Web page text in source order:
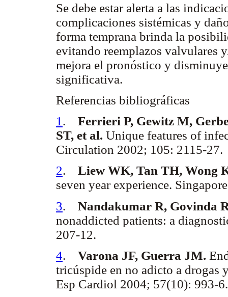
Se debe estar alerta a las
complicaciones sistémicas y
forma temprana brinda la
evitando reemplazos valvulares
mejora el pronóstico y
significativa.
Referencias bibliográficas
1 . Ferrieri P, Gewitz M,
ST, et al. Unique features of
Circulation 2002; 105: 2115-27.
2. Liew WK, Tan TH, Wong
seven year experience.
3. Nandakumar R, Govinda
nonaddicted patients: a
207-12.
4. Varona JF, Guerra JM.
tricúspide en no adicto a drogas
Esp Cardiol 2004; 57(10): 993-6.